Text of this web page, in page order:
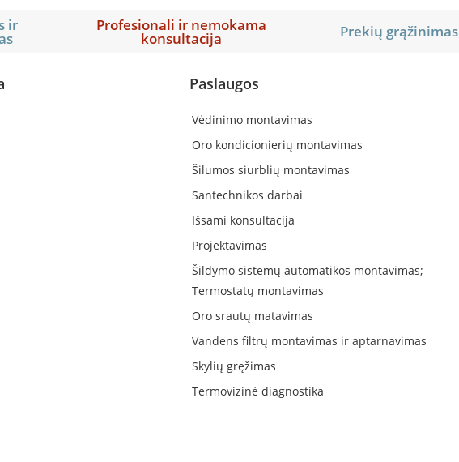
ir Profesionali ir nemokama
konsultacija Prekių grąžinimas
Paslaugos
Vėdinimo montavimas
Oro kondicionierių montavimas
Šilumos siurblių montavimas
Santechnikos darbai
Išsami konsultacija
Projektavimas
Šildymo sistemų automatikos montavimas;
Termostatų montavimas
Oro srautų matavimas
Vandens filtrų montavimas ir aptarnavimas
Skylių gręžimas
Termovizinė diagnostika